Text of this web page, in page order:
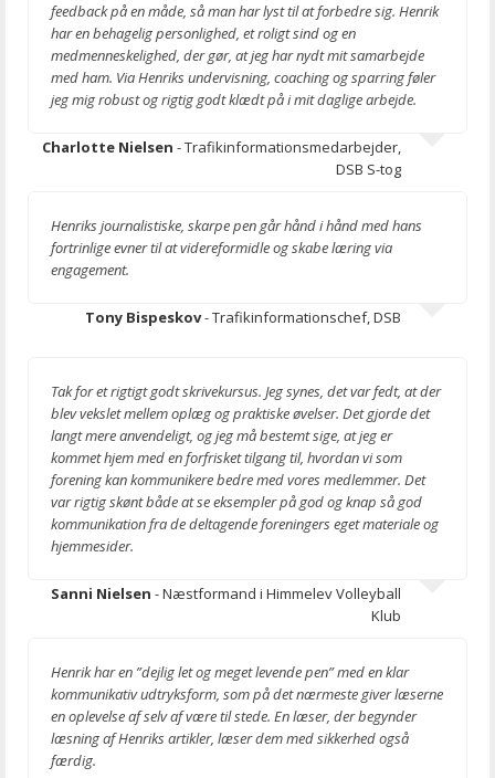
feedback på en måde, så man har lyst til at forbedre sig. Henrik
har en behagelig personlighed, et roligt sind og en
medmenneskelighed, der gør, at jeg har nydt mit samarbejde
med ham. Via Henriks undervisning, coaching og sparring føler
jeg mig robust og rigtig godt klædt på i mit daglige arbejde.
Charlotte Nielsen - Trafikinformationsmedarbejder,
DSB S-tog
Henriks journalistiske, skarpe pen går hånd i hånd med hans
fortrinlige evner til at videreformidle og skabe læring via
engagement.
Tony Bispeskov- Trafikinformationschef, DSB
Tak for et rigtigt godt skrivekursus. Jeg synes, det var fedt, at der
blev vekslet mellem oplæg og praktiske øvelser. Det gjorde det
langt mere anvendeligt, og jeg må bestemt sige, at jeg er
kommet hjem med en forfrisket tilgang til, hvordan vi som
forening kan kommunikere bedre med vores medlemmer. Det
var rigtig skønt både at se eksempler på god og knap så god
kommunikation fra de deltagende foreningers eget materiale og
hjemmesider.
Sanni Nielsen - Næstformand i Himmelev Volleyball
Klub
Henrik har en ”dejlig let og meget levende pen” med en klar
kommunikativ udtryksform, som på det nærmeste giver læserne
en oplevelse af selv af være til stede. En læser, der begynder
læsning af Henriks artikler, læser dem med sikkerhed også
færdig.